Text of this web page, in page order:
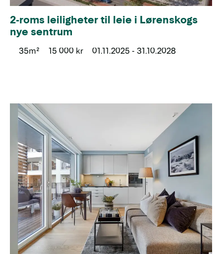
2-roms leiligheter til leie i Lørenskogs
nye sentrum
35m² 15 000 kr 01.11.2025 - 31.10.2028